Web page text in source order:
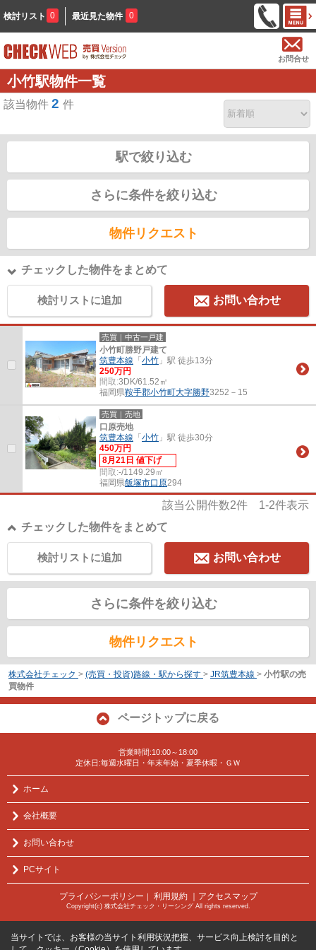
検討リスト 0 最近見た物件 0
お問合せ
小竹駅物件一覧
該当物件 2 件
駅で絞り込む
さらに条件を絞り込む
物件リクエスト
チェックした物件をまとめて
検討リストに追加 お問い合わせ
売買｜中古一戸建
小竹町勝野戸建て
筑豊本線 「 小竹 」駅 徒歩13分
250万円
間取:3DK/61.52㎡
福岡県鞍手郡小竹町大字勝野3252－15
売買｜売地
口原売地
筑豊本線 「 小竹 」駅 徒歩30分
450万円
8月21日 値下げ
間取:-/1149.29㎡
福岡県飯塚市口原294
該当公開件数2件 1-2件表示
チェックした物件をまとめて
お問い合わせ
検討リストに追加
さらに条件を絞り込む
物件リクエスト
株式会社チェック > (売買・投資)路線・駅から探す > JR筑豊本線 > 小竹駅の売
買物件
ページトップに戻る
営業時間:10:00～18:00
定休日:毎週水曜日・年末年始・夏季休暇・ＧＷ
ホーム
会社概要
お問い合わせ
PCサイト
プライバシーポリシー ｜ 利用規約 ｜アクセスマップ
Copyright(c) 株式会社チェック・リーシング All rights reserved.
当サイトでは、お客様の当サイト利用状況把握、サービス向上検討を目的と